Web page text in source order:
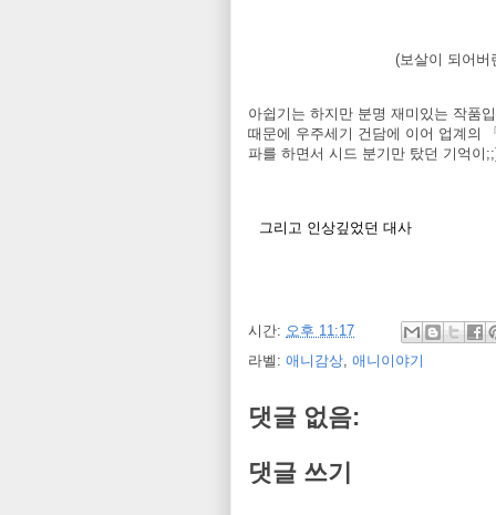
(보살이 되어버
아쉽기는 하지만 분명 재미있는 작품
때문에 우주세기 건담에 이어 업계의
파를 하면서 시드 분기만 탔던 기억이
그리고 인상깊었던 대사
시간: 오후 11:17
라벨: 애니감상, 애니이야기
댓글 없음:
댓글 쓰기